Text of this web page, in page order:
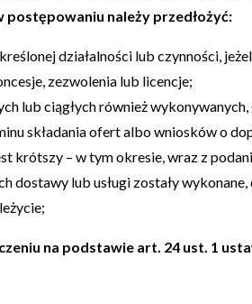
postępowaniu należy przedłożyć:
działalności lub czynności,
zezwolenia lub licencje;
lub ciągłych również
składania ofert albo wniosków o
krótszy – w tym okresie, wraz z
lub usługi zostały wykonane,
na podstawie art. 24 ust. 1